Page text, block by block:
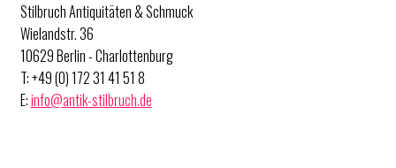
Stilbruch Antiquitäten & Schmuck
Wielandstr. 36
10629 Berlin - Charlottenburg
T: +49 (0) 172 31 41 51 8
E:info@antik-stilbruch.de